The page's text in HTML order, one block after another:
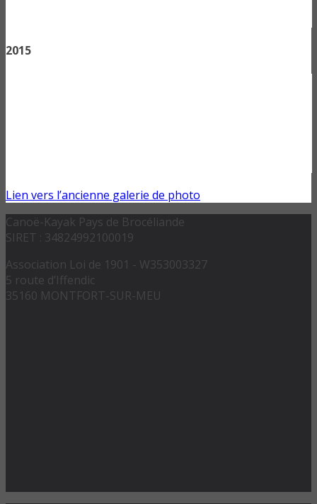
2015
Lien vers l’ancienne galerie de photo
Canoë-Kayak Pays de Brocéliande
SIRET : 34824992100019
Association Loi de 1901 - W353003327
5 route d’Iffendic
35160 MONTFORT-SUR-MEU